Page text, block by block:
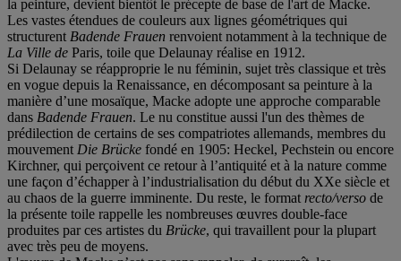
la peinture, devient bientôt le précepte de base de l'art de Macke.
Les vastes étendues de couleurs aux lignes géométriques qui
structurent Badende Frauen renvoient notamment à la technique de
La Ville de Paris, toile que Delaunay réalise en 1912.
Si Delaunay se réapproprie le nu féminin, sujet très classique et très
en vogue depuis la Renaissance, en décomposant sa peinture à la
manière d’une mosaïque, Macke adopte une approche comparable
dans Badende Frauen. Le nu constitue aussi l'un des thèmes de
prédilection de certains de ses compatriotes allemands, membres du
mouvement Die Brücke fondé en 1905: Heckel, Pechstein ou encore
Kirchner, qui perçoivent ce retour à l’antiquité et à la nature comme
une façon d’échapper à l’industrialisation du début du XXe siècle et
au chaos de la guerre imminente. Du reste, le format recto/verso de
la présente toile rappelle les nombreuses œuvres double-face
produites par ces artistes du Brücke, qui travaillent pour la plupart
avec très peu de moyens.